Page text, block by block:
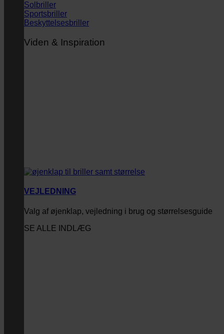
Solbriller
Sportsbriller
Beskyttelsesbriller
Viden & Inspiration
VEJLEDNING
Valg af øjenklap, vejledning i brug og størrelsesguide
SE ALLE INDLÆG